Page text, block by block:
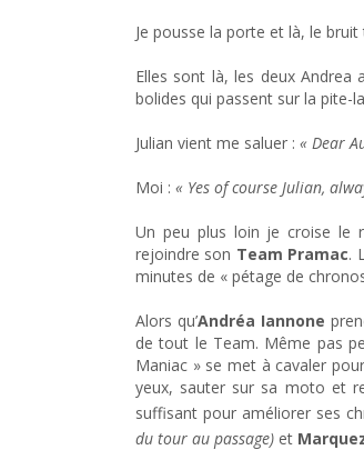
Je pousse la porte et là, le
Elles sont là, les deux Andrea
bolides qui passent sur la pite-
Julian vient me saluer : « Dear
Moi : « Yes of course Julian,
Un peu plus loin je croise le
rejoindre son Team Pramac.
minutes de « pétage de
Alors qu’Andréa Iannone
de tout le Team. Même pas
Maniac » se met à cavaler
yeux, sauter sur sa moto et
suffisant pour améliorer ses
du tour au passage) et